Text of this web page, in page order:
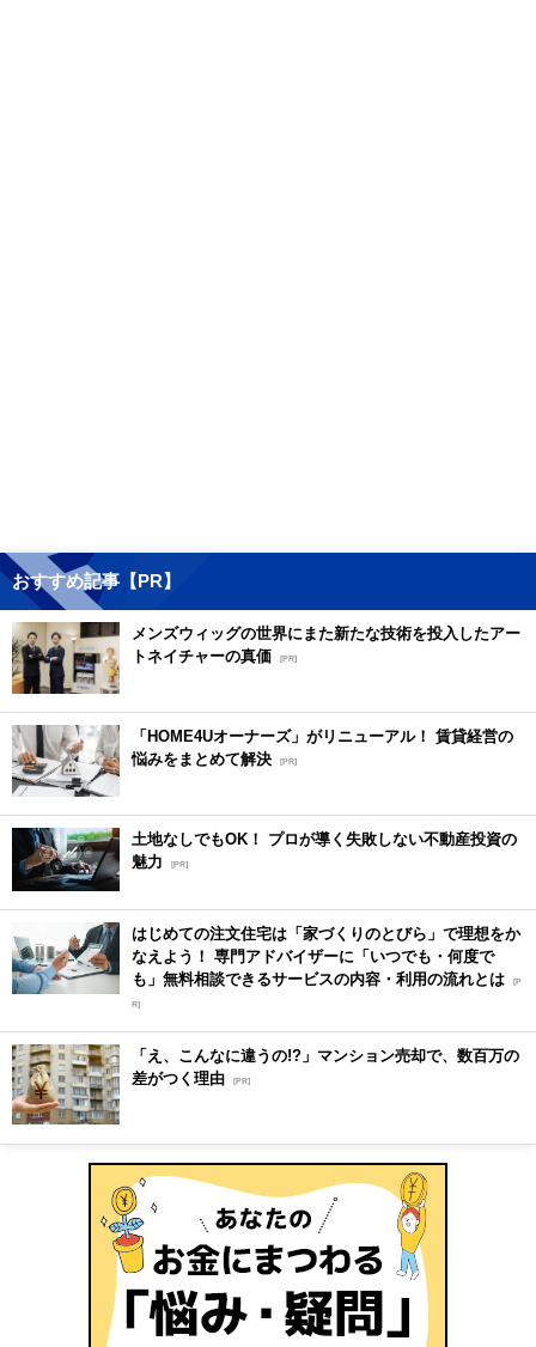
おすすめ記事【PR】
メンズウィッグの世界にまた新たな技術を投入したアー
トネイチャーの真価 [PR]
「HOME4Uオーナーズ」がリニューアル！ 賃貸経営の
悩みをまとめて解決 [PR]
土地なしでもOK！ プロが導く失敗しない不動産投資の
魅力
[PR]
はじめての注文住宅は「家づくりのとびら」で理想をか
なえよう！ 専門アドバイザーに「いつでも・何度で
も」無料相談できるサービスの内容・利用の流れとは [P
R]
「え、こんなに違うの!?」マンション売却で、数百万の
差がつく理由 [PR]